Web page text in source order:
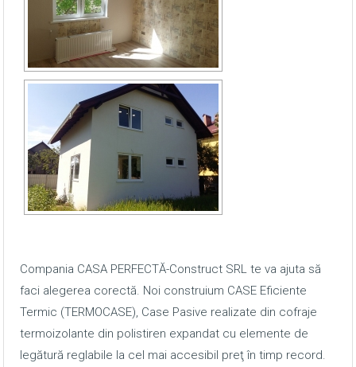
Compania CASA PERFECTĂ-Construct SRL te va ajuta să
faci alegerea corectă. Noi construium CASE Eficiente
Termic (TERMOCASE), Case Pasive realizate din cofraje
termoizolante din polistiren expandat cu elemente de
legătură reglabile la cel mai accesibil preţ în timp record.